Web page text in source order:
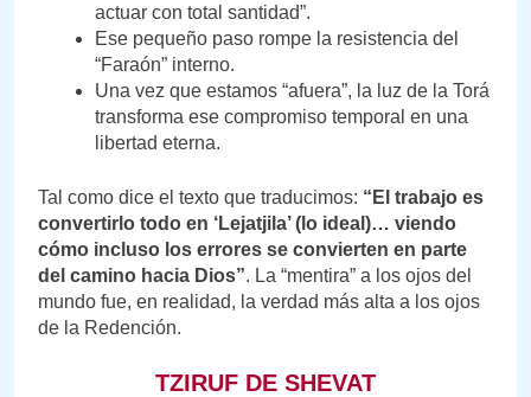
actuar con total santidad”.
Ese pequeño paso rompe la resistencia del
“Faraón” interno.
Una vez que estamos “afuera”, la luz de la Torá
transforma ese compromiso temporal en una
libertad eterna.
Tal como dice el texto que traducimos: “El trabajo es
convertirlo todo en ‘Lejatjila’ (lo ideal)… viendo
cómo incluso los errores se convierten en parte
del camino hacia Dios”. La “mentira” a los ojos del
mundo fue, en realidad, la verdad más alta a los ojos
de la Redención.
TZIRUF DE SHEVAT